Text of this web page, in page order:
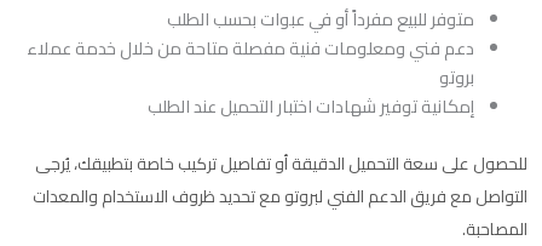
متوفر للبيع مفرداً أو في عبوات بحسب الطلب
دعم فني ومعلومات فنية مفصلة متاحة من خلال خدمة عملاء
بروتو
إمكانية توفير شهادات اختبار التحميل عند الطلب
للحصول على سعة التحميل الدقيقة أو تفاصيل تركيب خاصة بتطبيقك، يُرجى
التواصل مع فريق الدعم الفني لبروتو مع تحديد ظروف الاستخدام والمعدات
المصاحبة.